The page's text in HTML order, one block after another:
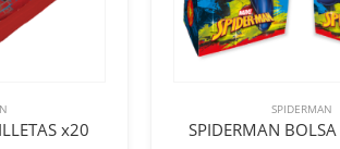
x20
SPIDERMAN
SPIDERMAN BOLSA